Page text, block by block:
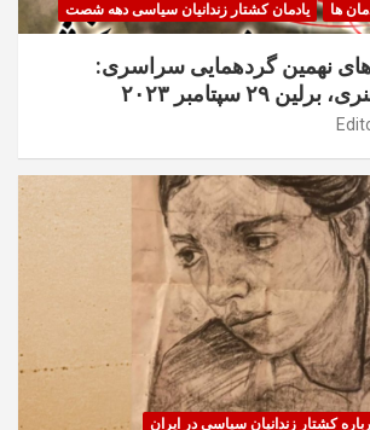
ها یادمان کشتار زندانیان سیاسی دهه شصت
نهمین گردهمایی سراسری:
۲۹ سپتامبر ۲۰۲۳
کشتار زندانیان سیاسی در ایران